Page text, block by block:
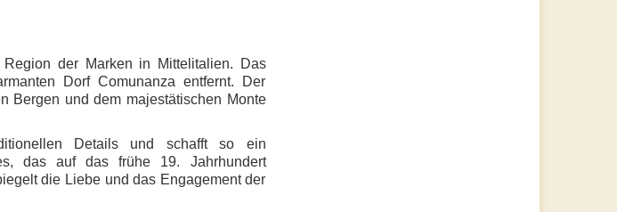
der Marken in Mittelitalien. Das
Dorf Comunanza entfernt. Der
Bergen und dem majestätischen Monte
Details und schafft so ein
das auf das frühe 19. Jahrhundert
die Liebe und das Engagement der